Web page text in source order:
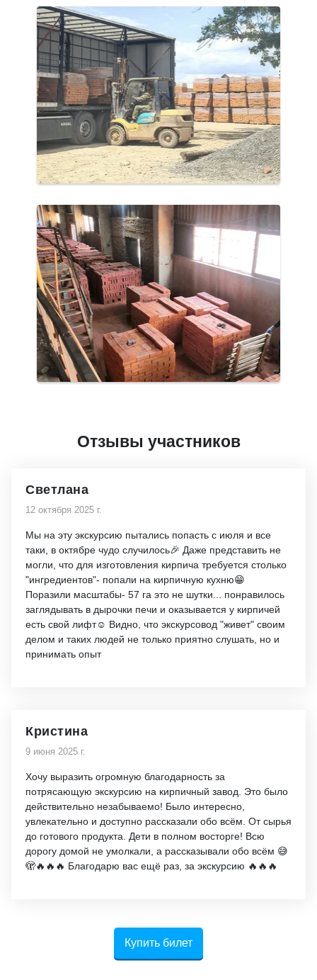
Отзывы участников
Светлана
12 октября 2025 г.
Мы на эту экскурсию пытались попасть с июля и все
таки, в октябре чудо случилось🎉 Даже представить не
могли, что для изготовления кирпича требуется столько
"ингредиентов"- попали на кирпичную кухню😁
Поразили масштабы- 57 га это не шутки... понравилось
заглядывать в дырочки печи и оказывается у кирпичей
есть свой лифт☺️ Видно, что экскурсовод "живет" своим
делом и таких людей не только приятно слушать, но и
принимать опыт
Кристина
9 июня 2025 г.
Хочу выразить огромную благодарность за
потрясающую экскурсию на кирпичный завод. Это было
действительно незабываемо! Было интересно,
увлекательно и доступно рассказали обо всëм. От сырья
до готового продукта. Дети в полном восторге! Всю
дорогу домой не умолкали, а рассказывали обо всём 😅
🫣🔥🔥🔥 Благодарю вас ещё раз, за экскурсию 🔥🔥🔥
Купить билет